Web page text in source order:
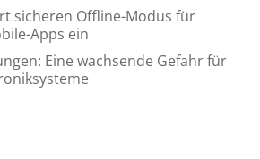
sicheren Offline-Modus für
Apps ein
Eine wachsende Gefahr für